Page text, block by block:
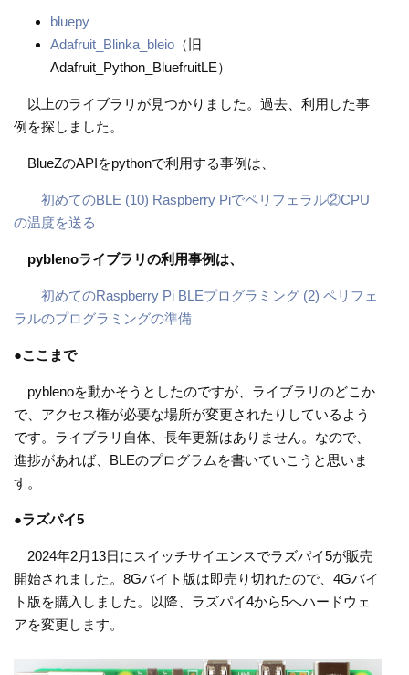
bluepy
Adafruit_Blinka_bleio （旧
Adafruit_Python_BluefruitLE）
以上のライブラリが見つかりました。過去、利用した事
例を探しました。
BlueZのAPIをpythonで利用する事例は、
初めてのBLE (10) Raspberry Piでペリフェラル②CPU
の温度を送る
pyblenoライブラリの利用事例は、
初めてのRaspberry Pi BLEプログラミング (2) ペリフェ
ラルのプログラミングの準備
●ここまで
pyblenoを動かそうとしたのですが、ライブラリのどこか
で、アクセス権が必要な場所が変更されたりしているよう
です。ライブラリ自体、長年更新はありません。なので、
進捗があれば、BLEのプログラムを書いていこうと思いま
す。
●ラズパイ5
2024年2月13日にスイッチサイエンスでラズパイ5が販売
開始されました。8Gバイト版は即売り切れたので、4Gバイ
ト版を購入しました。以降、ラズパイ4から5へハードウェ
アを変更します。